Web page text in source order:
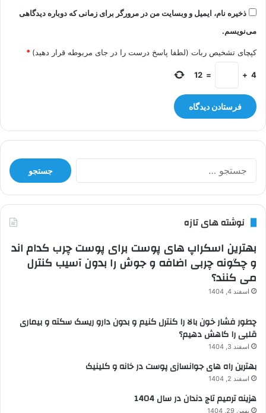
ذخیره نام، ایمیل و وبسایت من در مرورگر برای زمانی که دوباره دیدگاهی
می‌نویسم.
کپچای تشخیص ربات (لطفا پاسخ درست را در جای مربوطه قرار دهید) *
4
+
=
12
جستجو
برای:
نوشته های تازه
بهترین اسکراپ های پوست برای پوست چرب کدام اند
و چگونه چربی اضافه و جوش را بدون آسیب کنترل
می کنند؟
اسفند 4, 1404
چطور فشار خون بالا را کنترل کنیم و بدون دارو ریسک سکته و بیماری
قلبی را کاهش دهیم؟
اسفند 3, 1404
بهترین راه های جوانسازی پوست در خانه و کلینیک
اسفند 2, 1404
هزینه ترمیم تاج دندان در سال 1404
بهمن 29, 1404